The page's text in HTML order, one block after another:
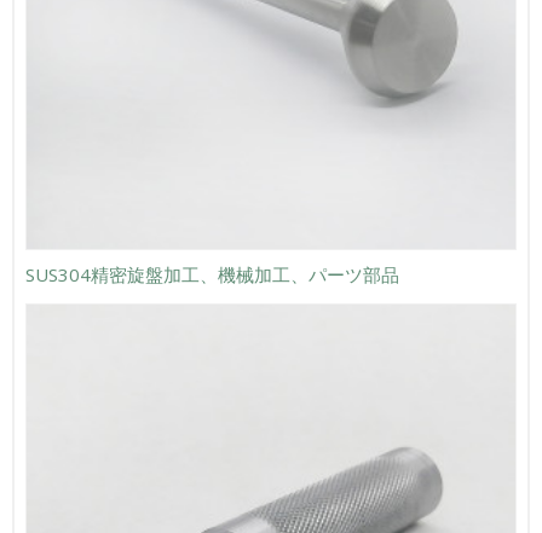
SUS304精密旋盤加工、機械加工、パーツ部品